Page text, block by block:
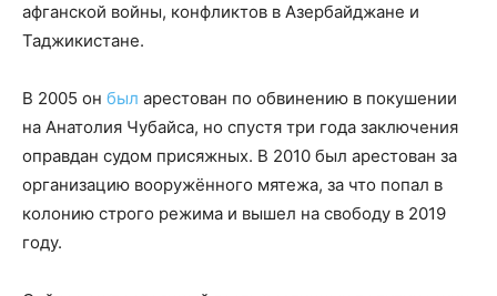
афганской войны, конфликтов в Азербайджане и
Таджикистане.
В 2005 он был арестован по обвинению в покушении
на Анатолия Чубайса, но спустя три года заключения
оправдан судом присяжных. В 2010 был арестован за
организацию вооружённого мятежа, за что попал в
колонию строго режима и вышел на свободу в 2019
году.